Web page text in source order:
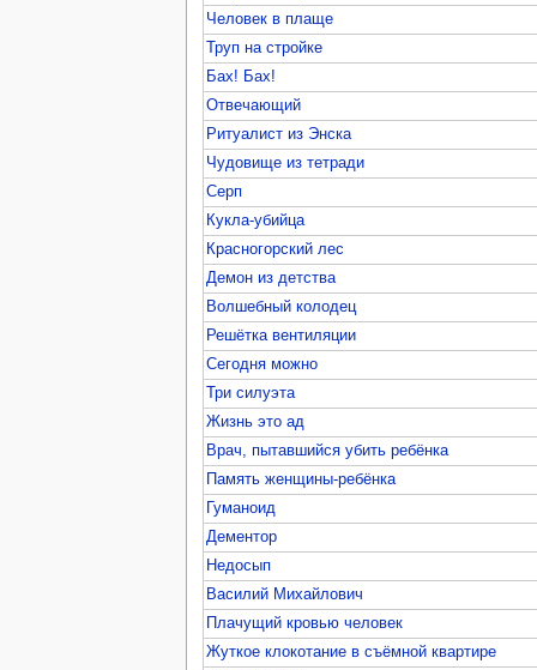
Человек в плаще
Труп на стройке
Бах! Бах!
Отвечающий
Ритуалист из Энска
Чудовище из тетради
Серп
Кукла-убийца
Красногорский лес
Демон из детства
Волшебный колодец
Решётка вентиляции
Сегодня можно
Три силуэта
Жизнь это ад
Врач, пытавшийся убить ребёнка
Память женщины-ребёнка
Гуманоид
Дементор
Недосып
Василий Михайлович
Плачущий кровью человек
Жуткое клокотание в съёмной квартире